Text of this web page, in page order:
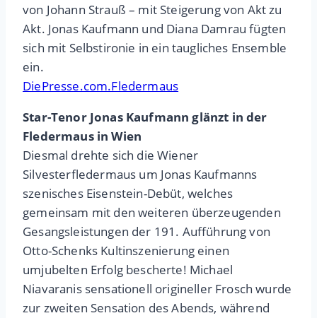
von Johann Strauß – mit Steigerung von Akt zu
Akt. Jonas Kaufmann und Diana Damrau fügten
sich mit Selbstironie in ein taugliches Ensemble
ein.
DiePresse.com.Fledermaus
Star-Tenor Jonas Kaufmann glänzt in der
Fledermaus in Wien
Diesmal drehte sich die Wiener
Silvesterfledermaus um Jonas Kaufmanns
szenisches Eisenstein-Debüt, welches
gemeinsam mit den weiteren überzeugenden
Gesangsleistungen der 191. Aufführung von
Otto-Schenks Kultinszenierung einen
umjubelten Erfolg bescherte! Michael
Niavaranis sensationell origineller Frosch wurde
zur zweiten Sensation des Abends, während